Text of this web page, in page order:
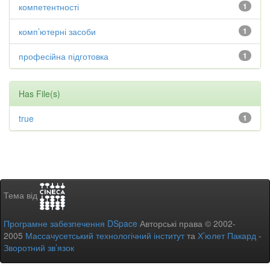
1
компетентності
1
комп’ютерні засоби
1
професійна підготовка
Has File(s)
1
true
Тема від
Програмне забезпечення DSpace Авторські права © 2002-
2005 Массачусетський технологічний інститутта Х’юлет Пакард -
Зворотний зв’язок